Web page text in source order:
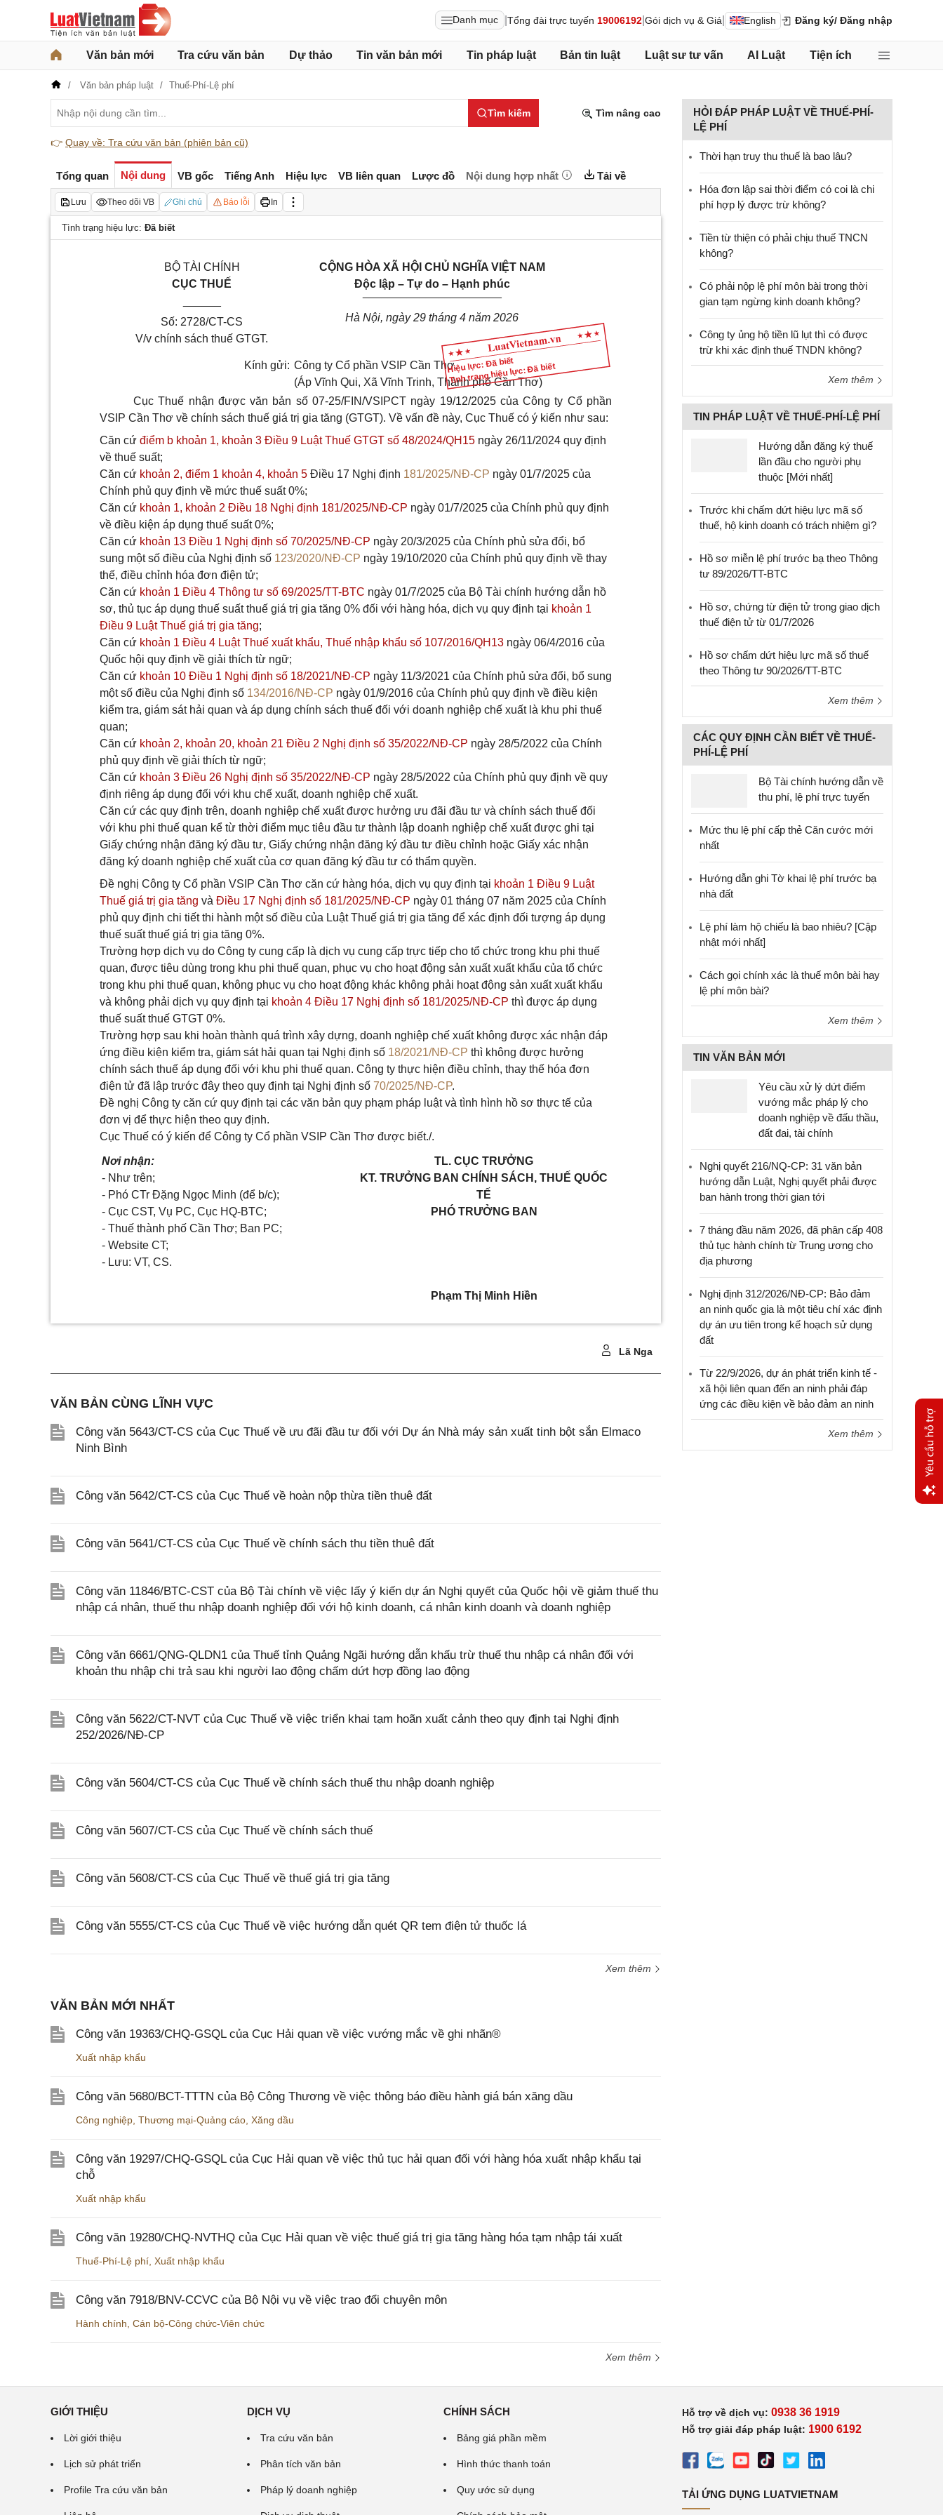
Danh mục Tổng đài trực tuyến 19006192 Gói dịch vụ & Giá English Đăng ký/ Đăng nhập
Văn bản mới Tra cứu văn bản Dự thảo Tin văn bản mới Tin pháp luật Bản tin luật Luật sư tư vấn AI Luật Tiện ích
Văn bản pháp luật Thuế-Phí-Lệ phí
Tìm kiếm Tìm nâng cao
👉 Quay về: Tra cứu văn bản (phiên bản cũ)
Tổng quan Nội dung VB gốc Tiếng Anh Hiệu lực VB liên quan Lược đồ Nội dung hợp nhất Tải về
Lưu Theo dõi VB Ghi chú Báo lỗi In
Tình trạng hiệu lực: Đã biết
Hiệu lực: Đã biết
Tình trạng hiệu lực: Đã biết
BỘ TÀI CHÍNH
CỤC THUẾ
Số: 2728/CT-CS
V/v chính sách thuế GTGT.
CỘNG HÒA XÃ HỘI CHỦ NGHĨA VIỆT NAM
Độc lập – Tự do – Hạnh phúc
____________ ______ ____
Hà Nội, ngày 29 tháng 4 năm 2026
Kính gửi: Công ty Cổ phần VSIP Cần Thơ.
(Áp Vĩnh Qui, Xã Vĩnh Trinh, Thành phố Cần Thơ)
Cục Thuế nhận được văn bản số 07-25/FIN/VSIPCT ngày 19/12/2025 của Công ty Cổ phần
VSIP Cần Thơ về chính sách thuế giá trị gia tăng (GTGT). Về vấn đề này, Cục Thuế có ý kiến như sau:
Căn cứ điểm b khoản 1, khoản 3 Điều 9 Luật Thuế GTGT số 48/2024/QH15 ngày 26/11/2024 quy định
về thuế suất;
Căn cứ khoản 2, điểm 1 khoản 4, khoản 5 Điều 17 Nghị định 181/2025/NĐ-CP ngày 01/7/2025 của
Chính phủ quy định về mức thuế suất 0%;
Căn cứ khoản 1, khoản 2 Điều 18 Nghị định 181/2025/NĐ-CP ngày 01/7/2025 của Chính phủ quy định
về điều kiện áp dụng thuế suất 0%;
Căn cứ khoản 13 Điều 1 Nghị định số 70/2025/NĐ-CP ngày 20/3/2025 của Chính phủ sửa đổi, bổ
sung một số điều của Nghị định số 123/2020/NĐ-CP ngày 19/10/2020 của Chính phủ quy định về thay
thế, điều chỉnh hóa đơn điện tử;
Căn cứ khoản 1 Điều 4 Thông tư số 69/2025/TT-BTC ngày 01/7/2025 của Bộ Tài chính hướng dẫn hồ
sơ, thủ tục áp dụng thuế suất thuế giá trị gia tăng 0% đối với hàng hóa, dịch vụ quy định tại khoản 1
Điều 9 Luật Thuế giá trị gia tăng;
Căn cứ khoản 1 Điều 4 Luật Thuế xuất khẩu, Thuế nhập khẩu số 107/2016/QH13 ngày 06/4/2016 của
Quốc hội quy định về giải thích từ ngữ;
Căn cứ khoản 10 Điều 1 Nghị định số 18/2021/NĐ-CP ngày 11/3/2021 của Chính phủ sửa đổi, bổ sung
một số điều của Nghị định số 134/2016/NĐ-CP ngày 01/9/2016 của Chính phủ quy định về điều kiện
kiểm tra, giám sát hải quan và áp dụng chính sách thuế đối với doanh nghiệp chế xuất là khu phi thuế
quan;
Căn cứ khoản 2, khoản 20, khoản 21 Điều 2 Nghị định số 35/2022/NĐ-CP ngày 28/5/2022 của Chính
phủ quy định về giải thích từ ngữ;
Căn cứ khoản 3 Điều 26 Nghị định số 35/2022/NĐ-CP ngày 28/5/2022 của Chính phủ quy định về quy
định riêng áp dụng đối với khu chế xuất, doanh nghiệp chế xuất.
Căn cứ các quy định trên, doanh nghiệp chế xuất được hưởng ưu đãi đầu tư và chính sách thuế đối
với khu phi thuế quan kể từ thời điểm mục tiêu đầu tư thành lập doanh nghiệp chế xuất được ghi tại
Giấy chứng nhận đăng ký đầu tư, Giấy chứng nhận đăng ký đầu tư điều chỉnh hoặc Giấy xác nhận
đăng ký doanh nghiệp chế xuất của cơ quan đăng ký đầu tư có thẩm quyền.
Đề nghị Công ty Cổ phần VSIP Cần Thơ căn cứ hàng hóa, dịch vụ quy định tại khoản 1 Điều 9 Luật
Thuế giá trị gia tăng và Điều 17 Nghị định số 181/2025/NĐ-CP ngày 01 tháng 07 năm 2025 của Chính
phủ quy định chi tiết thi hành một số điều của Luật Thuế giá trị gia tăng để xác định đối tượng áp dụng
thuế suất thuế giá trị gia tăng 0%.
Trường hợp dịch vụ do Công ty cung cấp là dịch vụ cung cấp trực tiếp cho tổ chức trong khu phi thuế
quan, được tiêu dùng trong khu phi thuế quan, phục vụ cho hoạt động sản xuất xuất khẩu của tổ chức
trong khu phi thuế quan, không phục vụ cho hoạt động khác không phải hoạt động sản xuất xuất khẩu
và không phải dịch vụ quy định tại khoản 4 Điều 17 Nghị định số 181/2025/NĐ-CP thì được áp dụng
thuế suất thuế GTGT 0%.
Trường hợp sau khi hoàn thành quá trình xây dựng, doanh nghiệp chế xuất không được xác nhận đáp
ứng điều kiện kiểm tra, giám sát hải quan tại Nghị định số 18/2021/NĐ-CP thì không được hưởng
chính sách thuế áp dụng đối với khu phi thuế quan. Công ty thực hiện điều chỉnh, thay thế hóa đơn
điện tử đã lập trước đây theo quy định tại Nghị định số 70/2025/NĐ-CP.
Đề nghị Công ty căn cứ quy định tại các văn bản quy phạm pháp luật và tình hình hồ sơ thực tế của
đơn vị để thực hiện theo quy định.
Cục Thuế có ý kiến để Công ty Cổ phần VSIP Cần Thơ được biết./.
Nơi nhận:
- Như trên;
- Phó CTr Đặng Ngọc Minh (để b/c);
- Cục CST, Vụ PC, Cục HQ-BTC;
- Thuế thành phố Cần Thơ; Ban PC;
- Website CT;
- Lưu: VT, CS.
TL. CỤC TRƯỞNG
KT. TRƯỞNG BAN CHÍNH SÁCH, THUẾ QUỐC
TẾ
PHÓ TRƯỞNG BAN
Phạm Thị Minh Hiền
Lã Nga
VĂN BẢN CÙNG LĨNH VỰC
Công văn 5643/CT-CS của Cục Thuế về ưu đãi đầu tư đối với Dự án Nhà máy sản xuất tinh bột sắn Elmaco
Ninh Bình
Công văn 5642/CT-CS của Cục Thuế về hoàn nộp thừa tiền thuê đất
Công văn 5641/CT-CS của Cục Thuế về chính sách thu tiền thuê đất
Công văn 11846/BTC-CST của Bộ Tài chính về việc lấy ý kiến dự án Nghị quyết của Quốc hội về giảm thuế thu
nhập cá nhân, thuế thu nhập doanh nghiệp đối với hộ kinh doanh, cá nhân kinh doanh và doanh nghiệp
Công văn 6661/QNG-QLDN1 của Thuế tỉnh Quảng Ngãi hướng dẫn khấu trừ thuế thu nhập cá nhân đối với
khoản thu nhập chi trả sau khi người lao động chấm dứt hợp đồng lao động
Công văn 5622/CT-NVT của Cục Thuế về việc triển khai tạm hoãn xuất cảnh theo quy định tại Nghị định
252/2026/NĐ-CP
Công văn 5604/CT-CS của Cục Thuế về chính sách thuế thu nhập doanh nghiệp
Công văn 5607/CT-CS của Cục Thuế về chính sách thuế
Công văn 5608/CT-CS của Cục Thuế về thuế giá trị gia tăng
Công văn 5555/CT-CS của Cục Thuế về việc hướng dẫn quét QR tem điện tử thuốc lá
Xem thêm
VĂN BẢN MỚI NHẤT
Công văn 19363/CHQ-GSQL của Cục Hải quan về việc vướng mắc về ghi nhãn®
Xuất nhập khẩu
Công văn 5680/BCT-TTTN của Bộ Công Thương về việc thông báo điều hành giá bán xăng dầu
Công nghiệp Thương mại-Quảng cáo Xăng dầu
Công văn 19297/CHQ-GSQL của Cục Hải quan về việc thủ tục hải quan đối với hàng hóa xuất nhập khẩu tại
chỗ
Xuất nhập khẩu
Công văn 19280/CHQ-NVTHQ của Cục Hải quan về việc thuế giá trị gia tăng hàng hóa tạm nhập tái xuất
Thuế-Phí-Lệ phí Xuất nhập khẩu
Công văn 7918/BNV-CCVC của Bộ Nội vụ về việc trao đổi chuyên môn
Hành chính Cán bộ-Công chức-Viên chức
Xem thêm
HỎI ĐÁP PHÁP LUẬT VỀ THUẾ-PHÍ-
LỆ PHÍ
Thời hạn truy thu thuế là bao lâu?
Hóa đơn lập sai thời điểm có coi là chi
phí hợp lý được trừ không?
Tiền từ thiện có phải chịu thuế TNCN
không?
Có phải nộp lệ phí môn bài trong thời
gian tạm ngừng kinh doanh không?
Công ty ủng hộ tiền lũ lụt thì có được
trừ khi xác định thuế TNDN không?
Xem thêm
TIN PHÁP LUẬT VỀ THUẾ-PHÍ-LỆ PHÍ
Hướng dẫn đăng ký thuế
lần đầu cho người phụ
thuộc [Mới nhất]
Trước khi chấm dứt hiệu lực mã số
thuế, hộ kinh doanh có trách nhiệm gì?
Hồ sơ miễn lệ phí trước bạ theo Thông
tư 89/2026/TT-BTC
Hồ sơ, chứng từ điện tử trong giao dịch
thuế điện tử từ 01/7/2026
Hồ sơ chấm dứt hiệu lực mã số thuế
theo Thông tư 90/2026/TT-BTC
Xem thêm
CÁC QUY ĐỊNH CẦN BIẾT VỀ THUẾ-
PHÍ-LỆ PHÍ
Bộ Tài chính hướng dẫn về
thu phí, lệ phí trực tuyến
Mức thu lệ phí cấp thẻ Căn cước mới
nhất
Hướng dẫn ghi Tờ khai lệ phí trước bạ
nhà đất
Lệ phí làm hộ chiếu là bao nhiêu? [Cập
nhật mới nhất]
Cách gọi chính xác là thuế môn bài hay
lệ phí môn bài?
Xem thêm
TIN VĂN BẢN MỚI
Yêu cầu xử lý dứt điểm
vướng mắc pháp lý cho
doanh nghiệp về đấu thầu,
đất đai, tài chính
Nghị quyết 216/NQ-CP: 31 văn bản
hướng dẫn Luật, Nghị quyết phải được
ban hành trong thời gian tới
7 tháng đầu năm 2026, đã phân cấp 408
thủ tục hành chính từ Trung ương cho
địa phương
Nghị định 312/2026/NĐ-CP: Bảo đảm
an ninh quốc gia là một tiêu chí xác định
dự án ưu tiên trong kế hoạch sử dụng
đất
Từ 22/9/2026, dự án phát triển kinh tế -
xã hội liên quan đến an ninh phải đáp
ứng các điều kiện về bảo đảm an ninh
Xem thêm
GIỚI THIỆU
Lời giới thiệu
Lịch sử phát triển
Profile Tra cứu văn bản
DỊCH VỤ
Tra cứu văn bản
Phân tích văn bản
Pháp lý doanh nghiệp
CHÍNH SÁCH
Bảng giá phần mềm
Hình thức thanh toán
Quy ước sử dụng
Hỗ trợ về dịch vụ: 0938 36 1919
Hỗ trợ giải đáp pháp luật: 1900 6192
TẢI ỨNG DỤNG LUATVIETNAM